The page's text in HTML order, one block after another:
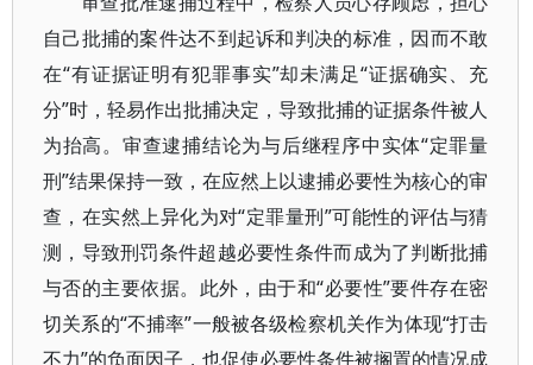
自己批捕的案件达不到起诉和判决的标准，因而不敢
在“有证据证明有犯罪事实”却未满足“证据确实、充
分”时，轻易作出批捕决定，导致批捕的证据条件被人
为抬高。审查逮捕结论为与后继程序中实体“定罪量
刑”结果保持一致，在应然上以逮捕必要性为核心的审
查，在实然上异化为对“定罪量刑”可能性的评估与猜
测，导致刑罚条件超越必要性条件而成为了判断批捕
与否的主要依据。此外，由于和“必要性”要件存在密
切关系的“不捕率”一般被各级检察机关作为体现“打击
不力”的负面因子，也促使必要性条件被搁置的情况成